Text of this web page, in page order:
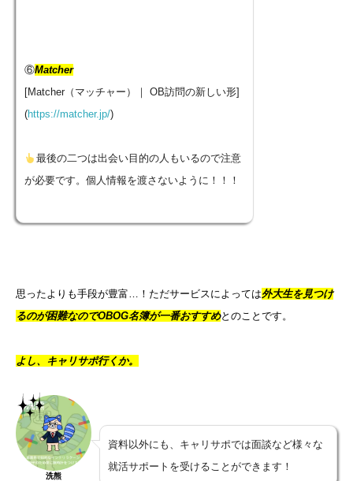
⑥Matcher
[Matcher（マッチャー）｜ OB訪問の新しい形]
(https://matcher.jp/)
最後の二つは出会い目的の人もいるので注意
が必要です。個人情報を渡さないように！！！
思ったよりも手段が豊富…！ただサービスによっては外大生を見つけ
るのが困難なのでOBOG名簿が一番おすすめとのことです。
よし、キャリサポ行くか。
洗熊
資料以外にも、キャリサポでは面談など様々な
就活サポートを受けることができます！